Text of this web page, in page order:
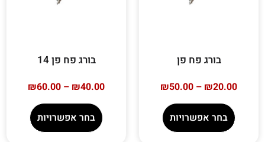
בורג פח פן
₪20.00
–
₪50.00
בחר אפשרויות
בורג פח פן 14
₪40.00
–
₪60.00
בחר אפשרויות